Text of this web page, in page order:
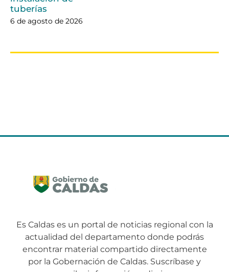
tuberías
6 de agosto de 2026
Es Caldas es un portal de noticias regional con la
actualidad del departamento donde podrás
encontrar material compartido directamente
por la Gobernación de Caldas. Suscríbase y